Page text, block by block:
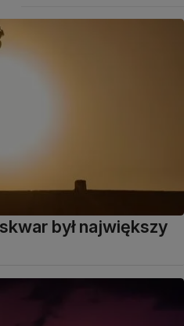
był największy